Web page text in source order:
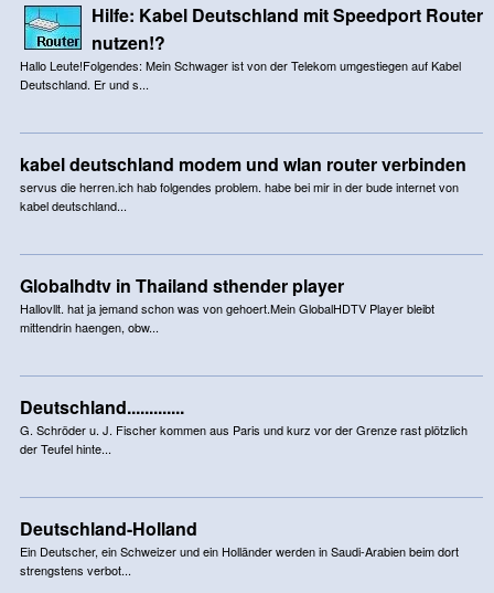
Hilfe: Kabel Deutschland mit Speedport Router
nutzen!?
Hallo Leute!Folgendes: Mein Schwager ist von der Telekom umgestiegen auf Kabel
Deutschland. Er und s...
kabel deutschland modem und wlan router verbinden
servus die herren.ich hab folgendes problem. habe bei mir in der bude internet von
kabel deutschland...
Globalhdtv in Thailand sthender player
Hallovllt. hat ja jemand schon was von gehoert.Mein GlobalHDTV Player bleibt
mittendrin haengen, obw...
Deutschland.............
G. Schröder u. J. Fischer kommen aus Paris und kurz vor der Grenze rast plötzlich
der Teufel hinte...
Deutschland-Holland
Ein Deutscher, ein Schweizer und ein Holländer werden in Saudi-Arabien beim dort
strengstens verbot...